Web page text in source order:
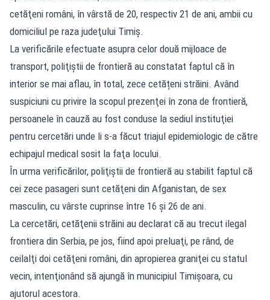
cetăţeni români, în vârstă de 20, respectiv 21 de ani, ambii cu
domiciliul pe raza judeţului Timiş.
La verificările efectuate asupra celor două mijloace de
transport, poliţiştii de frontieră au constatat faptul că în
interior se mai aflau, în total, zece cetățeni străini. Având
suspiciuni cu privire la scopul prezenţei în zona de frontieră,
persoanele în cauză au fost conduse la sediul instituţiei
pentru cercetări unde li s-a făcut triajul epidemiologic de către
echipajul medical sosit la faţa locului.
În urma verificărilor, poliţiştii de frontieră au stabilit faptul că
cei zece pasageri sunt cetăţeni din Afganistan, de sex
masculin, cu vârste cuprinse între 16 și 26 de ani.
La cercetări, cetăţenii străini au declarat că au trecut ilegal
frontiera din Serbia, pe jos, fiind apoi preluaţi, pe rând, de
ceilalţi doi cetăţeni români, din apropierea graniţei cu statul
vecin, intenţionând să ajungă în municipiul Timişoara, cu
ajutorul acestora.